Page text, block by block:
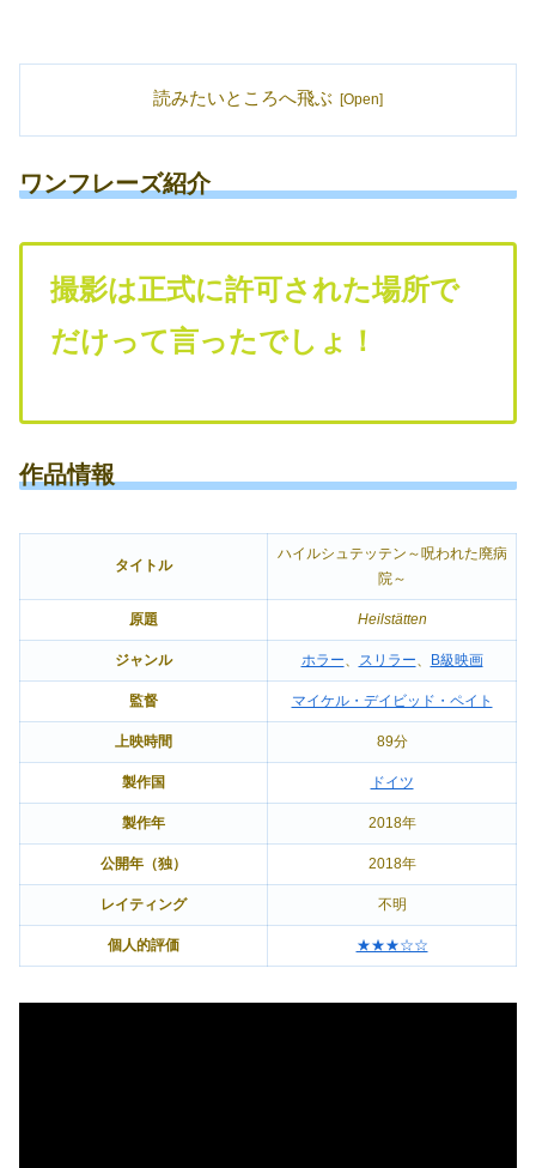
読みたいところへ飛ぶ
ワンフレーズ紹介
撮影は正式に許可された場所で
だけって言ったでしょ！
作品情報
タイトル
ハイルシュテッテン～呪われた廃病
院～
原題 Heilstätten
ジャンル ホラー、 スリラー、 B級映画
監督 マイケル・デイビッド・ペイト
上映時間 89分
製作国 ドイツ
製作年 2018年
公開年（独） 2018年
レイティング 不明
個人的評価 ★★★☆☆